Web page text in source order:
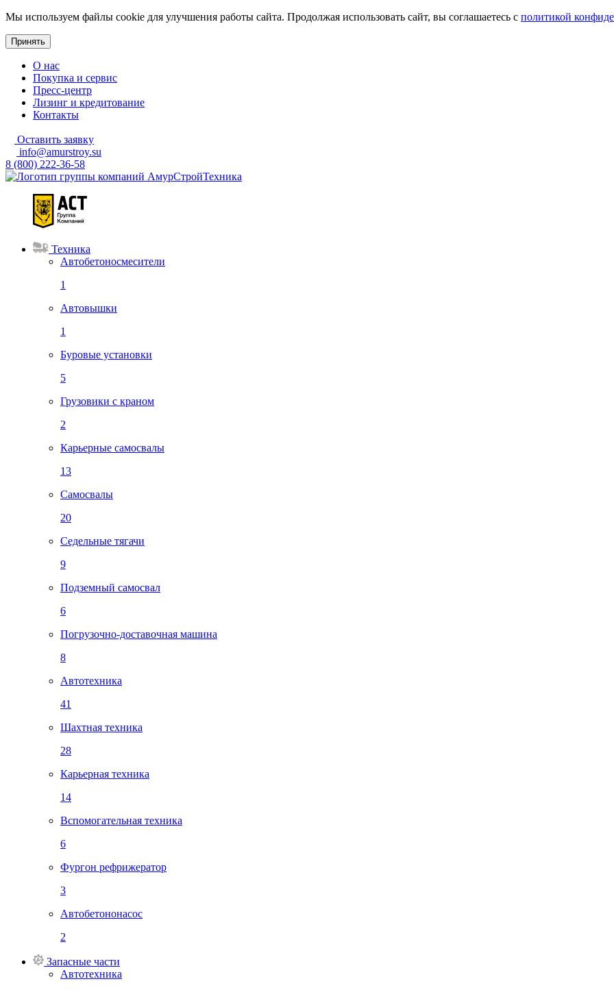
Мы используем файлы cookie для улучшения работы сайта. Продолжая использовать сайт, вы соглашаетесь с политикой
Принять
О нас
Покупка и сервис
Пресс-центр
Лизинг и кредитование
Контакты
Оставить заявку
info@amurstroy.su
8 (800) 222-36-58
Техника
Автобетоносмесители
1
Автовышки
1
Буровые установки
5
Грузовики с краном
2
Карьерные самосвалы
13
Самосвалы
20
Седельные тягачи
9
Подземный самосвал
6
Погрузочно-доставочная машина
8
Автотехника
41
Шахтная техника
28
Карьерная техника
14
Вспомогательная техника
6
Фургон рефрижератор
3
Автобетононасос
2
Запасные части
Автотехника